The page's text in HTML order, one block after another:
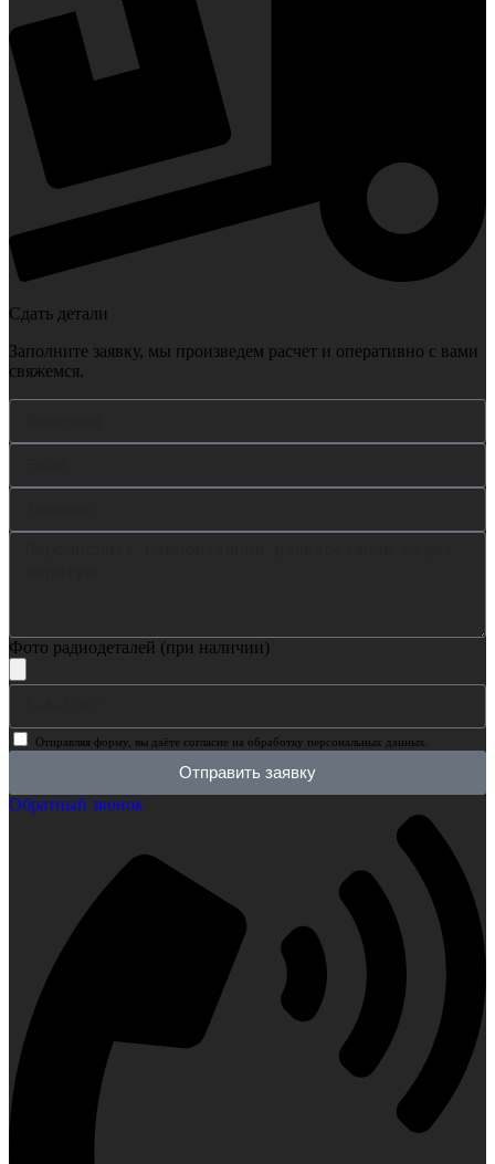
Сдать детали
Заполните заявку, мы произведем расчет и оперативно с вами
свяжемся.
Фото радиодеталей (при наличии)
Отправляя форму, вы даёте согласие на обработку персональных данных.
Отправить заявку
Обратный звонок